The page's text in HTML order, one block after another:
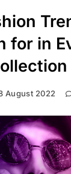
for in
August 2022